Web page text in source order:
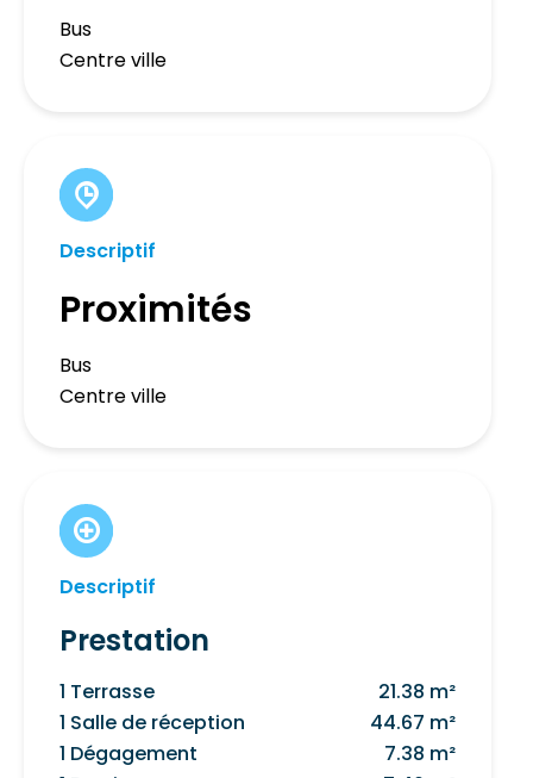
Bus
Centre ville
Descriptif
Proximités
Bus
Centre ville
Descriptif
Prestation
1 Terrasse
21.38 m²
1 Salle de réception
44.67 m²
1 Dégagement
7.38 m²